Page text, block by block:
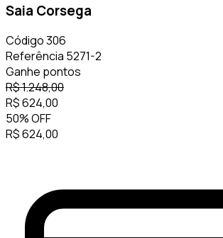
Saia Corsega
Código306
Referência 5271-2
Ganhe pontos
R$1.248,00
R$624,00
50%OFF
R$624,00